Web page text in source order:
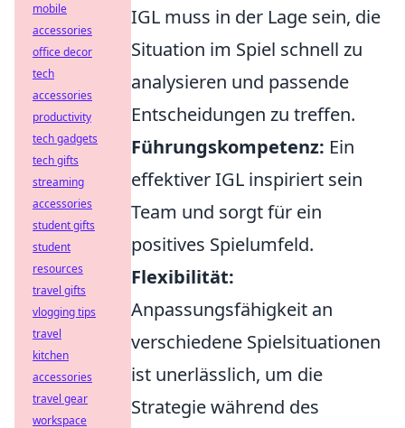
IGL muss in der Lage sein, die
Situation im Spiel schnell zu
analysieren und passende
Entscheidungen zu treffen.
Führungskompetenz: Ein
effektiver IGL inspiriert sein
Team und sorgt für ein
positives Spielumfeld.
Flexibilität:
Anpassungsfähigkeit an
verschiedene Spielsituationen
ist unerlässlich, um die
Strategie während des
mobile
accessories
office decor
tech
accessories
productivity
tech gadgets
tech gifts
streaming
accessories
student gifts
student
resources
travel gifts
vlogging tips
travel
kitchen
accessories
travel gear
workspace